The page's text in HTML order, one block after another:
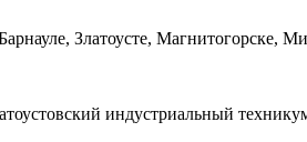
Златоусте, Магнитогорске,
индустриальный